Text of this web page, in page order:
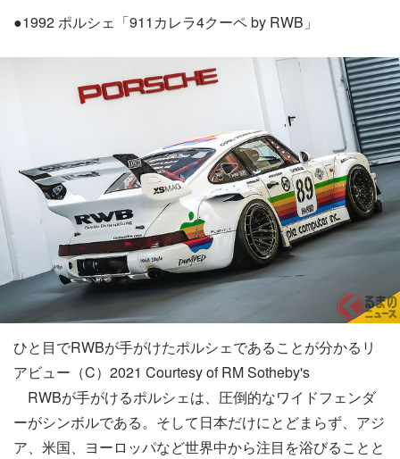
●1992 ポルシェ「911カレラ4クーペ by RWB」
ひと目でRWBが手がけたポルシェであることが分かるリ
アビュー（C）2021 Courtesy of RM Sotheby's
RWBが手がけるポルシェは、圧倒的なワイドフェンダ
ーがシンボルである。そして日本だけにとどまらず、アジ
ア、米国、ヨーロッパなど世界中から注目を浴びることと